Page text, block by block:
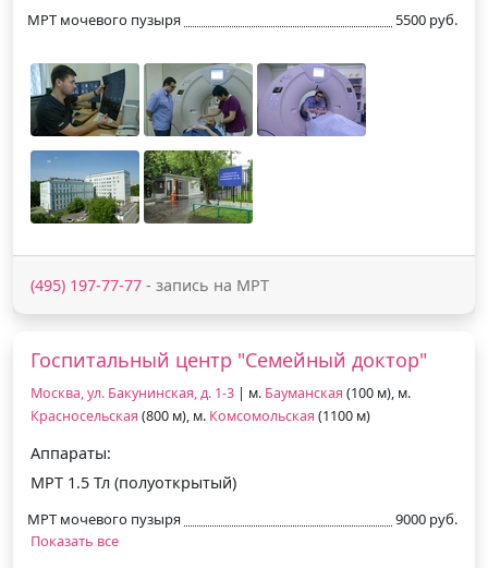
МРТ мочевого пузыря 5500 руб.
(495) 197-77-77 - запись на МРТ
Госпитальный центр "Семейный доктор"
Москва, ул. Бакунинская, д. 1-3 | м. Бауманская (100 м), м.
Красносельская (800 м), м. Комсомольская (1100 м)
Аппараты:
МРТ 1.5 Тл (полуоткрытый)
МРТ мочевого пузыря
9000 руб.
Показать все